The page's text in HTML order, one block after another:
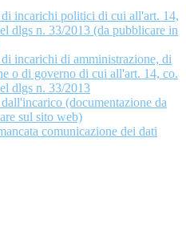
incarichi politici di cui all'art. 14,
dlgs n. 33/2013 (da pubblicare in
incarichi di amministrazione, di
o di governo di cui all'art. 14, co.
dlgs n. 33/2013
dall'incarico (documentazione da
sul sito web)
comunicazione dei dati